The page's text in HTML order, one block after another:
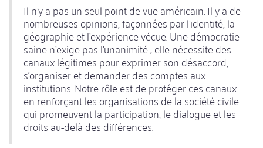
Il n'y a pas un seul point de vue américain. Il y a de
nombreuses opinions, façonnées par l'identité, la
géographie et l'expérience vécue. Une démocratie
saine n'exige pas l'unanimité ; elle nécessite des
canaux légitimes pour exprimer son désaccord,
s'organiser et demander des comptes aux
institutions. Notre rôle est de protéger ces canaux
en renforçant les organisations de la société civile
qui promeuvent la participation, le dialogue et les
droits au-delà des différences.